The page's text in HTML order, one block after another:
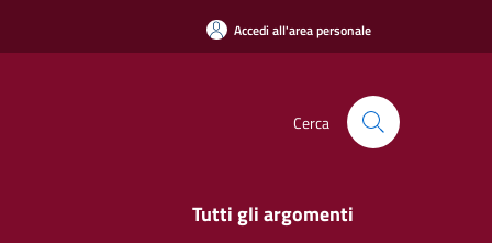
Accedi all'area personale
Cerca
Tutti gli argomenti